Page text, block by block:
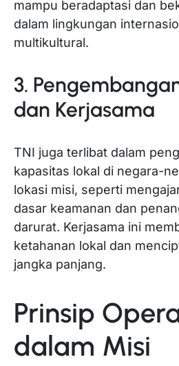
mampu beradaptasi dan
dalam lingkungan
multikultural.
3.
dan Kerjasama
TNI juga terlibat dalam
kapasitas lokal di negara-
lokasi misi, seperti
dasar keamanan dan
darurat. Kerjasama ini
ketahanan lokal dan
jangka panjang.
Prinsip
dalam Misi